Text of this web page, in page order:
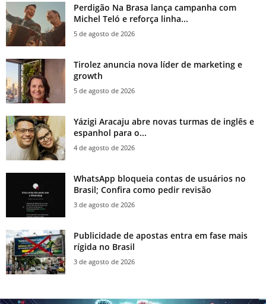
Perdigão Na Brasa lança campanha com
Michel Teló e reforça linha...
5 de agosto de 2026
Tirolez anuncia nova líder de marketing e
growth
5 de agosto de 2026
Yázigi Aracaju abre novas turmas de inglês e
espanhol para o...
4 de agosto de 2026
WhatsApp bloqueia contas de usuários no
Brasil; Confira como pedir revisão
3 de agosto de 2026
Publicidade de apostas entra em fase mais
rígida no Brasil
3 de agosto de 2026